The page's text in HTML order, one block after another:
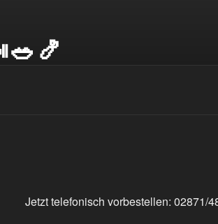
Jetzt telefonisch vorbestellen: 02871/